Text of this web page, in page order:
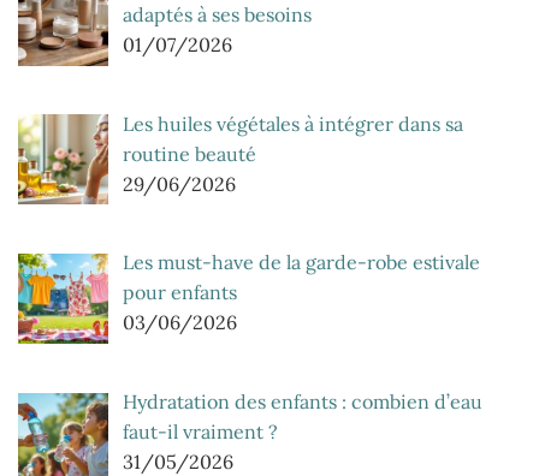
adaptés à ses besoins
01/07/2026
Les huiles végétales à intégrer dans sa
routine beauté
29/06/2026
Les must-have de la garde-robe estivale
pour enfants
03/06/2026
Hydratation des enfants : combien d’eau
faut-il vraiment ?
31/05/2026